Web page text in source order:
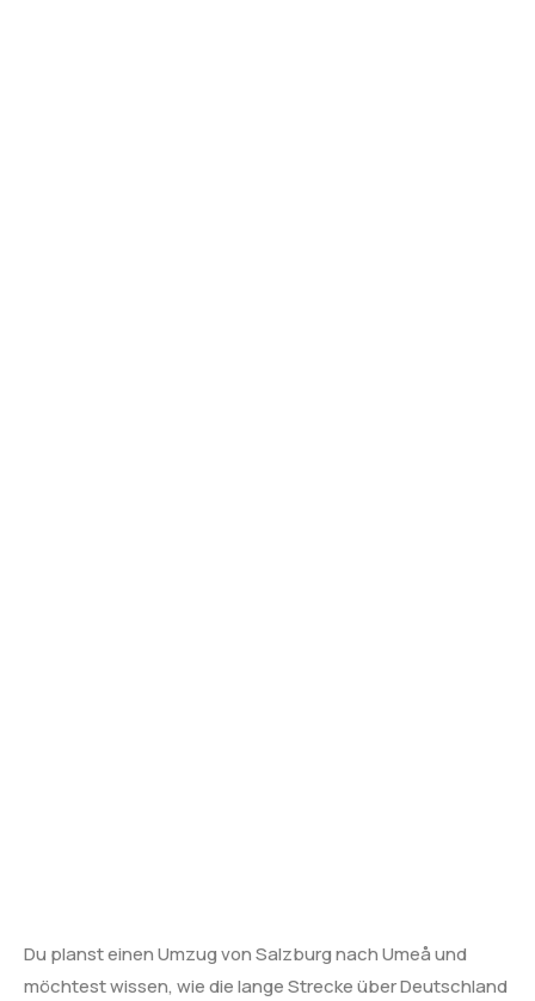
Du planst einen Umzug von Salzburg nach Umeå und
möchtest wissen, wie die lange Strecke über Deutschland